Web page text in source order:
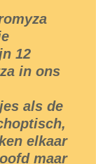
12
in ons
als de
elkaar
maar